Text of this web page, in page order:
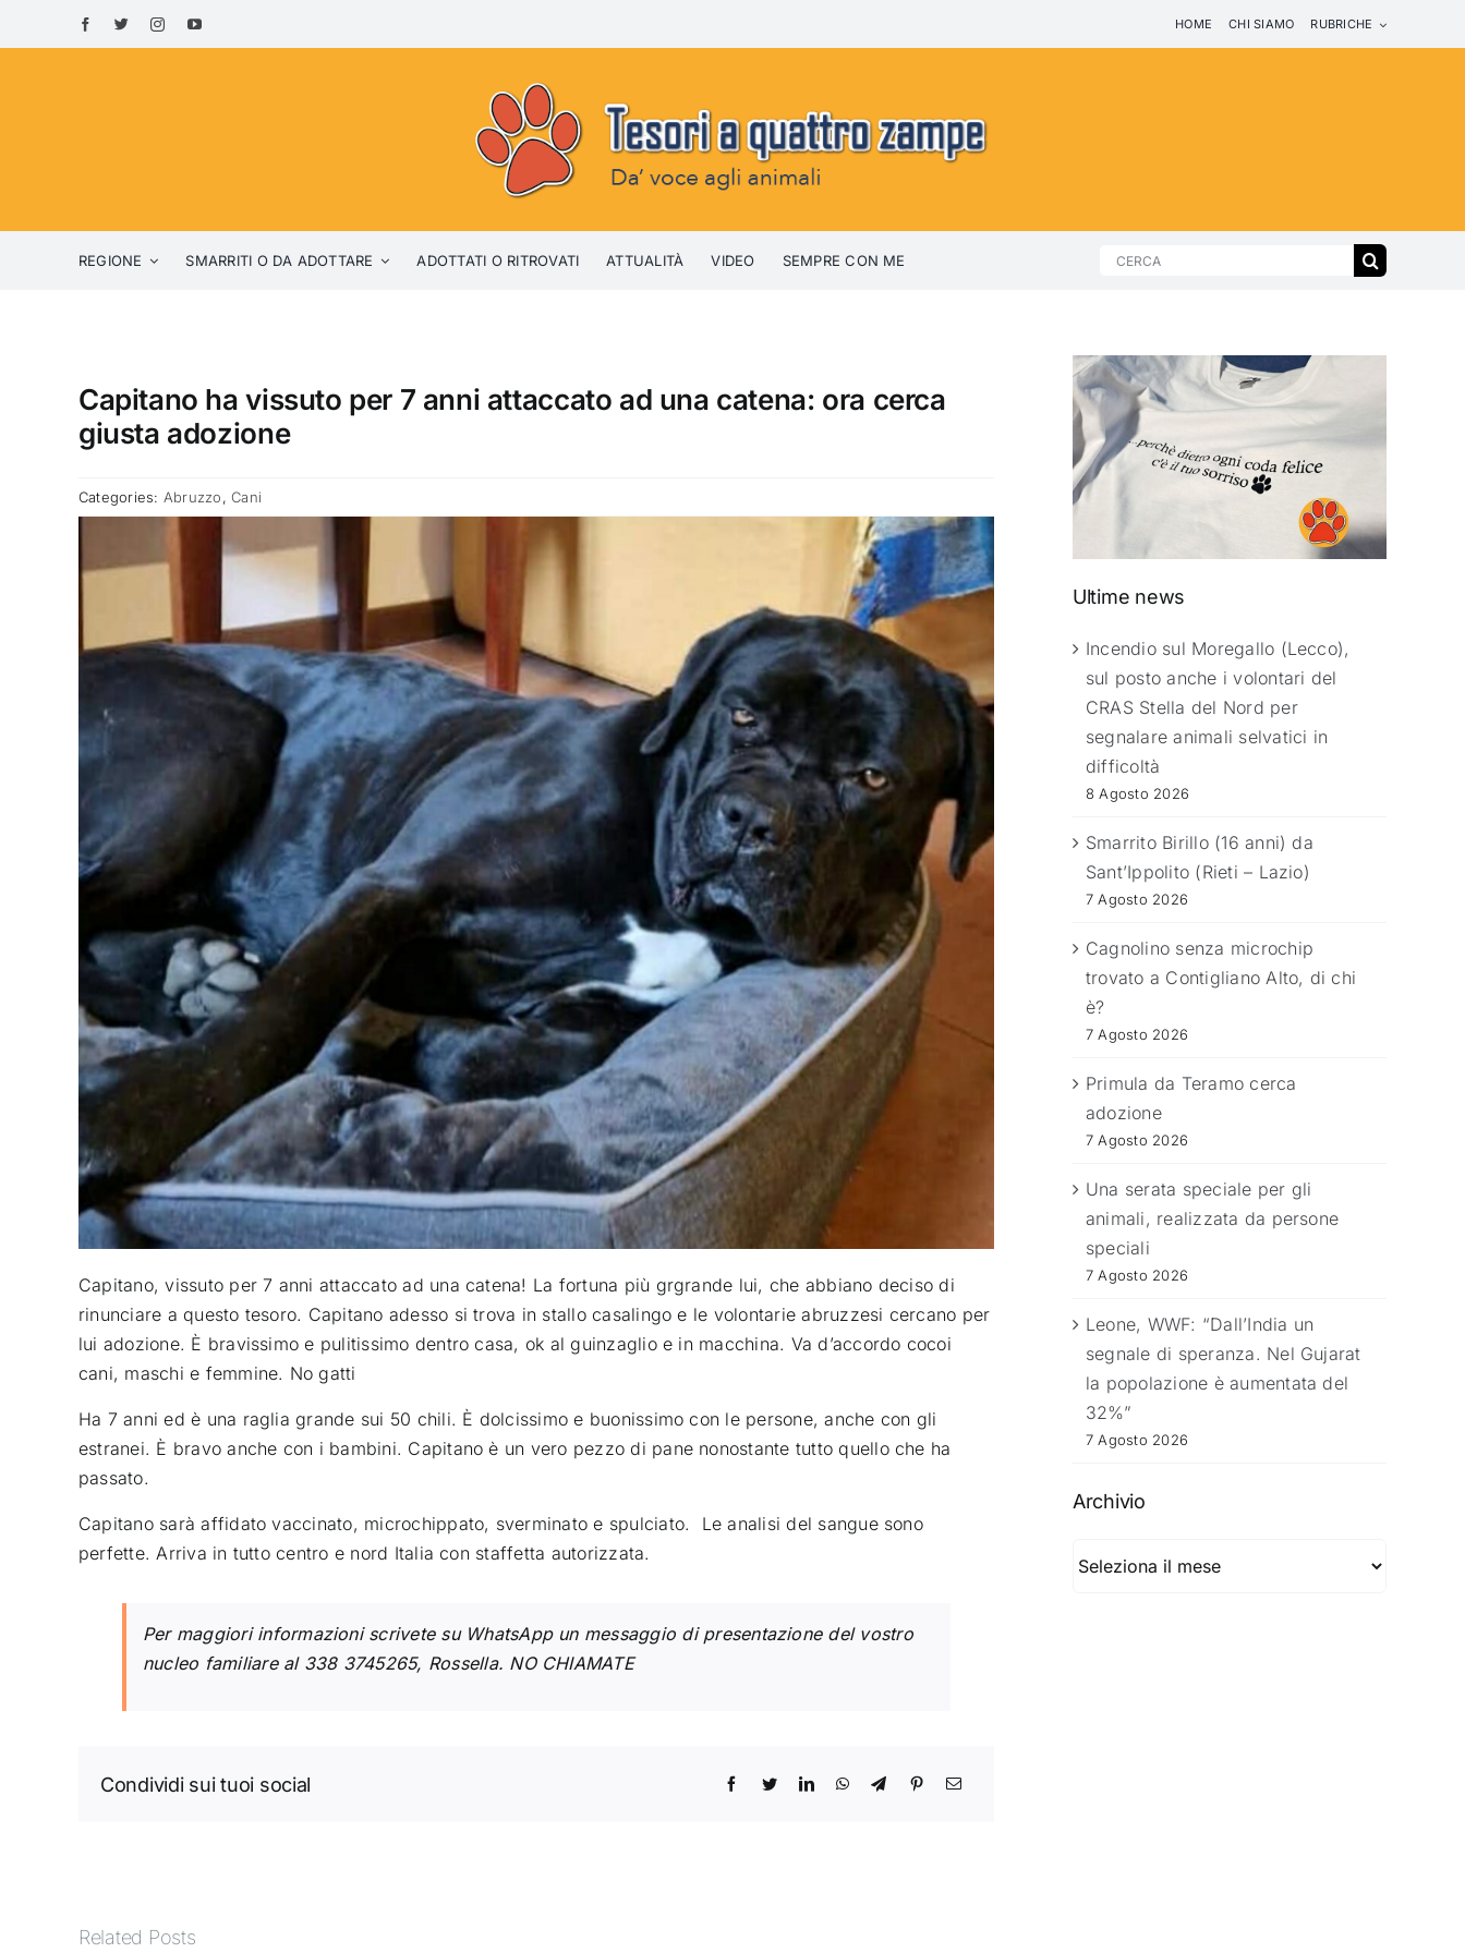
to
HOME CHI SIAMO RUBRICHE
REGIONE SMARRITI O DA ADOTTARE ADOTTATI O RITROVATI ATTUALITÀ VIDEO SEMPRE CON ME
Search
Capitano ha vissuto per 7 anni attaccato ad una catena: ora cerca
giusta adozione
Categories: Abruzzo,Cani
Capitano, vissuto per 7 anni attaccato ad una catena! La fortuna più grgrande lui, che abbiano deciso di
rinunciare a questo tesoro. Capitano adesso si trova in stallo casalingo e le volontarie abruzzesi cercano per
lui adozione. È bravissimo e pulitissimo dentro casa, ok al guinzaglio e in macchina. Va d’accordo cocoi
cani, maschi e femmine. No gatti
Ha 7 anni ed è una raglia grande sui 50 chili. È dolcissimo e buonissimo con le persone, anche con gli
estranei. È bravo anche con i bambini. Capitano è un vero pezzo di pane nonostante tutto quello che ha
passato.
Capitano sarà affidato vaccinato, microchippato, sverminato e spulciato. Le analisi del sangue sono
perfette. Arriva in tutto centro e nord Italia con staffetta autorizzata.
Per maggiori informazioni scrivete su WhatsApp un messaggio di presentazione del vostro
nucleo familiare al 338 3745265, Rossella. NO CHIAMATE
Condividi sui tuoi social
Related Posts
Ultime news
Incendio sul Moregallo (Lecco),
sul posto anche i volontari del
CRAS Stella del Nord per
segnalare animali selvatici in
difficoltà
8 Agosto 2026
Smarrito Birillo (16 anni) da
Sant’Ippolito (Rieti – Lazio)
7 Agosto 2026
Cagnolino senza microchip
trovato a Contigliano Alto, di chi
è?
7 Agosto 2026
Primula da Teramo cerca
adozione
7 Agosto 2026
Una serata speciale per gli
animali, realizzata da persone
speciali
7 Agosto 2026
Leone, WWF: “Dall’India un
segnale di speranza. Nel Gujarat
la popolazione è aumentata del
32%”
7 Agosto 2026
Archivio